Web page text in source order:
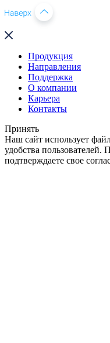
Продукция
Направления
Поддержка
О компании
Карьера
Контакты
Принять
Наш сайт использует
удобства пользователей.
подтверждаете свое